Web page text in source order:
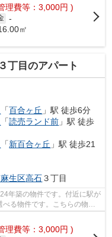
理費等：3,000円 )
-
㎡
丁目のアパート
「百合ヶ丘 」駅 徒歩6分
「読売ランド前 」駅 徒歩
「新百合ヶ丘 」駅 徒歩21
生区高石３丁目
年築の物件です。付近に駅が
る物件です。こちらの物件
理費等：3,000円 )